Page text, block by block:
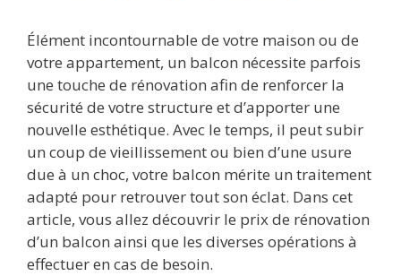
Élément incontournable de votre maison ou de
votre appartement, un balcon nécessite parfois
une touche de rénovation afin de renforcer la
sécurité de votre structure et d’apporter une
nouvelle esthétique. Avec le temps, il peut subir
un coup de vieillissement ou bien d’une usure
due à un choc, votre balcon mérite un traitement
adapté pour retrouver tout son éclat. Dans cet
article, vous allez découvrir le prix de rénovation
d’un balcon ainsi que les diverses opérations à
effectuer en cas de besoin.